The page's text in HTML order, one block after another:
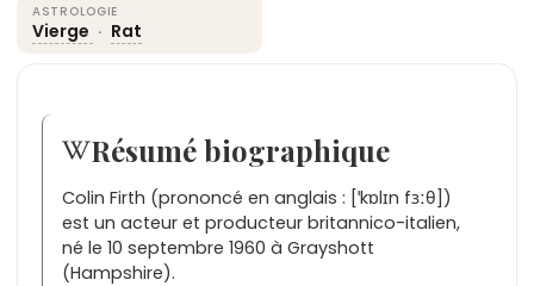
ASTROLOGIE
Vierge · Rat
Résumé biographique
Colin Firth (prononcé en anglais : [ˈkɒlɪn fɜːθ])
est un acteur et producteur britannico-italien,
né le 10 septembre 1960 à Grayshott
(Hampshire).